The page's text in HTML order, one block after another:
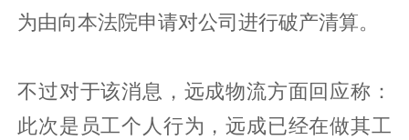
为由向本法院申请对公司进行破产清算。
不过对于该消息，远成物流方面回应称：
此次是员工个人行为，远成已经在做其工